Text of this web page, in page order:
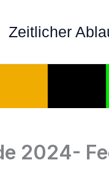
Zeitlicher
2024-